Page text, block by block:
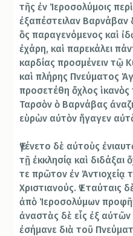
τῆς ἐν Ἱεροσολύμοις
ἐξαπέστειλαν Βαρνάβαν
ὃς παραγενόμενος καὶ
ἐχάρη, καὶ παρεκάλει
καρδίας προσμένειν τῷ
καὶ πλήρης Πνεύματος
προσετέθη ὄχλος ἱκανὸς
Ταρσὸν ὁ Βαρνάβας
εὑρὼν αὐτὸν ἤγαγεν
Ἐγένετο δὲ αὐτοὺς
τῇ ἐκκλησίᾳ καὶ διδάξαι
τε πρῶτον ἐν Ἀντιοχείᾳ
Χριστιανούς. Ἐν ταύταις
ἀπὸ Ἱεροσολύμων
ἀναστὰς δὲ εἷς ἐξ
ἐσήμανε διὰ τοῦ